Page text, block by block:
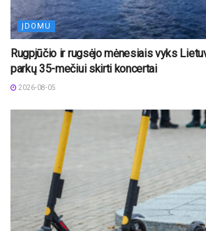
ĮDOMU
Rugpjūčio ir rugsėjo mėnesiais vyks
parkų 35-mečiui skirti koncertai
2026-08-05